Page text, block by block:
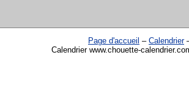
Page d'accueil – Calendrier
Calendrier www.chouette-